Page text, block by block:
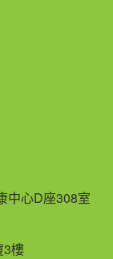
中心D座308室
3樓